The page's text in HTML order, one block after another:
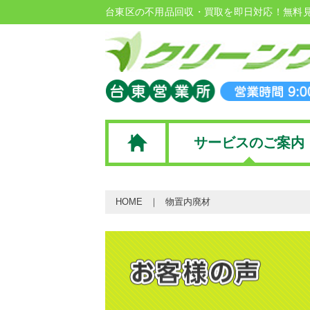
台東区の不用品回収・買取を即日対応！無料
サービスのご案内
HOME 物置内廃材